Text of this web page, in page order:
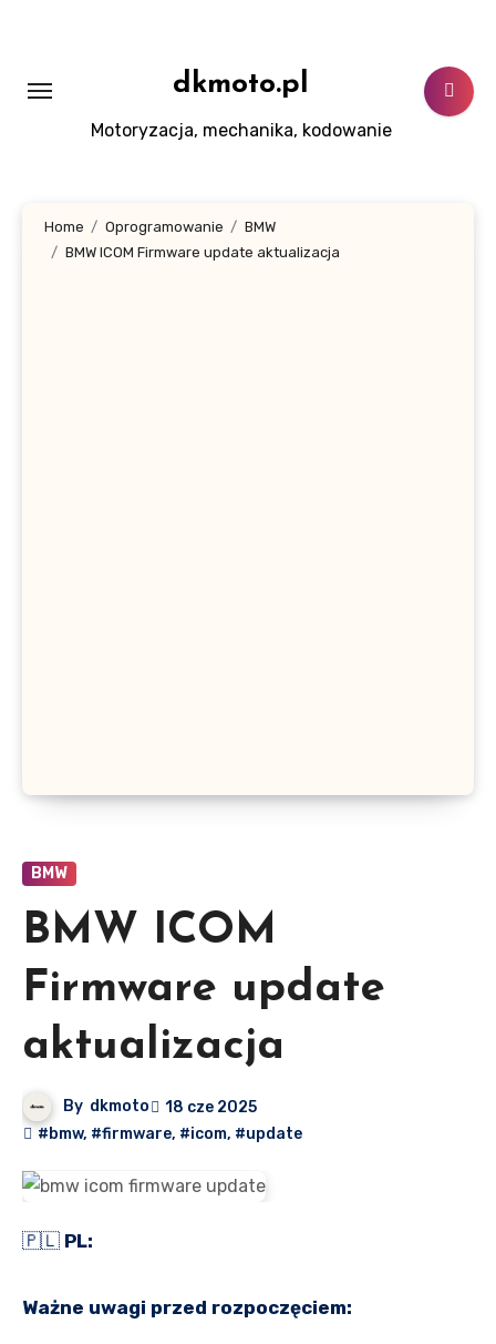
dkmoto.pl
Motoryzacja, mechanika, kodowanie
Home Oprogramowanie
BMW
BMW ICOM Firmware update aktualizacja
BMW
BMW ICOM
Firmware update
aktualizacja
By dkmoto
18 cze 2025
#bmw, #firmware, #icom, #update
PL:
Ważne uwagi przed rozpoczęciem: